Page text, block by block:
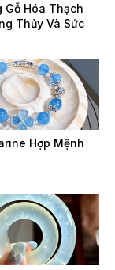
Gỗ Hóa Thạch
Thủy Và Sức
Hợp Mệnh